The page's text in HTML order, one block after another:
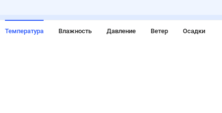
Температура Влажность Давление Ветер Осадки